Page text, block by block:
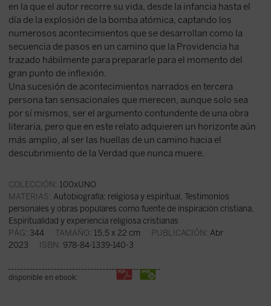
en la que el autor recorre su vida, desde la infancia hasta el
día de la explosión de la bomba atómica, captando los
numerosos acontecimientos que se desarrollan como la
secuencia de pasos en un camino que la Providencia ha
trazado hábilmente para prepararle para el momento del
gran punto de inflexión.
Una sucesión de acontecimientos narrados en tercera
persona tan sensacionales que merecen, aunque solo sea
por sí mismos, ser el argumento contundente de una obra
literaria, pero que en este relato adquieren un horizonte aún
más amplio, al ser las huellas de un camino hacia el
descubrimiento de la Verdad que nunca muere.
COLECCIÓN: 100xUNO
MATERIAS: Autobiografía: religiosa y espiritual Testimonios
personales y obras populares como fuente de inspiración cristiana,
Espiritualidad y experiencia religiosa cristianas
PÁG: 344 TAMAÑO: 15,5 x 22 cm PUBLICACIÓN: Abr
2023 ISBN: 978-84-1339-140-3
disponible en ebook: